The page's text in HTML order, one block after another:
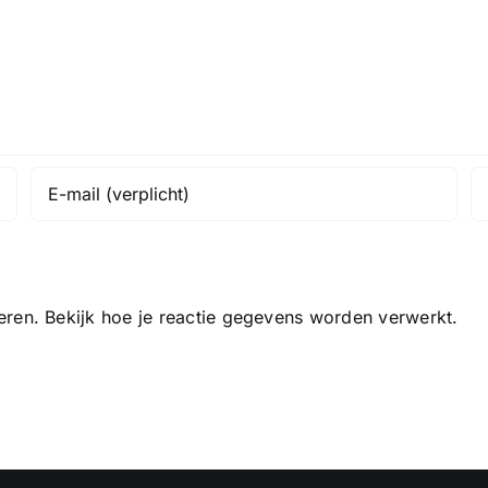
Bekijk hoe je reactie gegevens worden verwerkt.